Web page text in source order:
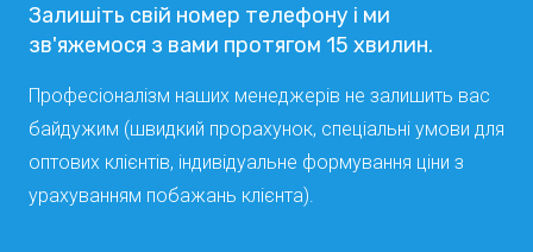
Залишіть свій номер телефону і ми
зв'яжемося з вами протягом 15 хвилин.
Професіоналізм наших менеджерів не залишить вас
байдужим (швидкий прорахунок, спеціальні умови для
оптових клієнтів, індивідуальне формування ціни з
урахуванням побажань клієнта).